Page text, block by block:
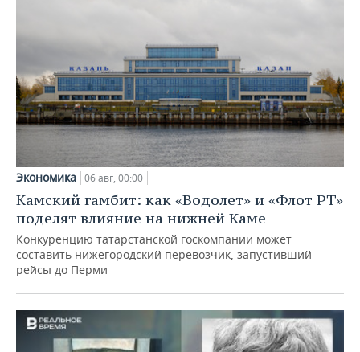
Экономика 06 авг, 00:00
Камский гамбит: как «Водолет» и «Флот РТ»
поделят влияние на нижней Каме
Конкуренцию татарстанской госкомпании может
составить нижегородский перевозчик, запустивший
рейсы до Перми